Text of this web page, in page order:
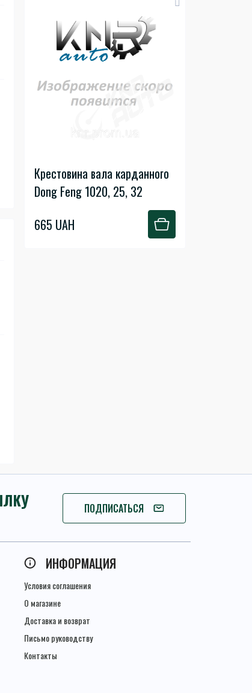
Крестовина вала карданного
Dong Feng 1020, 25, 32
665 UAH
ПОДПИСАТЬСЯ
ПОДПИСАТЬСЯ
ИНФОРМАЦИЯ
Условия соглашения
О магазине
Доставка и возврат
Письмо руководству
Контакты